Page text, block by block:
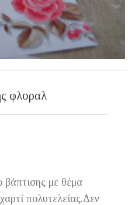
φλοραλ
με θέμα
πολυτελείας.Δεν